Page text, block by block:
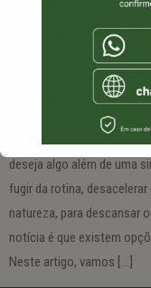
deseja algo além de uma
fugir da rotina,
natureza, para descansar
notícia é que existem
Neste artigo, vamos […]
Isso